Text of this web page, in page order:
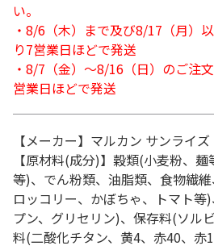
い。
・8/6（木）まで及び8/17（月）
り7営業日ほどで発送
・8/7（金）～8/16（日）のご注
営業日ほどで発送
【メーカー】マルカン サンライズ
【原材料(成分)】穀類(小麦粉、
等)、でん粉類、油脂類、食物繊
ロッコリー、かぼちゃ、トマト
プン、グリセリン)、保存料(ソル
料(二酸化チタン、黄4、赤40、赤